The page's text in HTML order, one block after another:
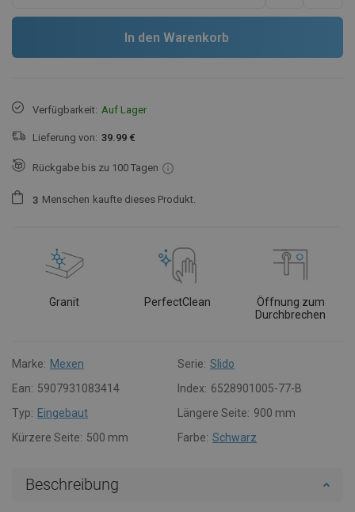
In den Warenkorb
Verfügbarkeit: Auf Lager
Lieferung von: 39.99 €
Rückgabe bis zu 100 Tagen
3 Menschen kaufte dieses Produkt.
Granit PerfectClean
Öffnung zum
Durchbrechen
Marke: Mexen Serie: Slido
Ean: 5907931083414 Index: 6528901005-77-B
Typ: Eingebaut Längere Seite: 900 mm
Kürzere Seite: 500 mm Farbe: Schwarz
Beschreibung